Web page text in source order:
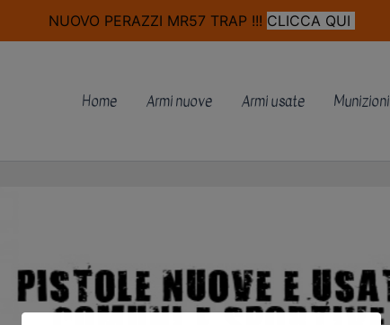
NUOVO PERAZZI MR57 TRAP !!! CLICCA QUI
Home Armi nuove Armi usate Munizioni